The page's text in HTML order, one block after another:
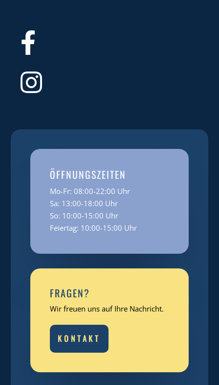


ÖFFNUNGSZEITEN
Mo-Fr: 08:00-22:00 Uhr
Sa: 13:00-18:00 Uhr
So: 10:00-15:00 Uhr
Feiertag: 10:00-15:00 Uhr
FRAGEN?
Wir freuen uns auf Ihre Nachricht.
KONTAKT